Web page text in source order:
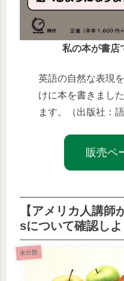
私の本が書店
英語の自然な表現
けに本を書きまし
ます。（出版社：語
販売ペ
【アメリカ人講師
sについて確認しよ
未分類